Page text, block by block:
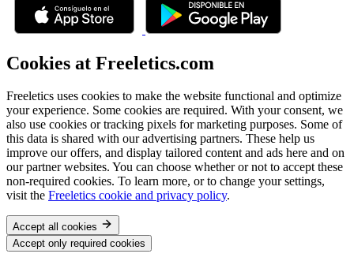
Cookies at Freeletics.com
Freeletics uses cookies to make the website functional and optimize
your experience. Some cookies are required. With your consent, we
also use cookies or tracking pixels for marketing purposes. Some of
this data is shared with our advertising partners. These help us
improve our offers, and display tailored content and ads here and on
our partner websites. You can choose whether or not to accept these
non-required cookies. To learn more, or to change your settings,
visit the Freeletics cookie and privacy policy.
Accept all cookies
Accept only required cookies